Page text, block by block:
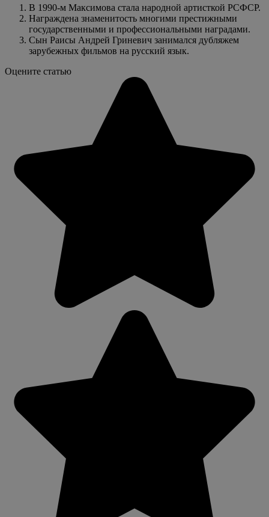
В 1990-м Максимова стала народной артисткой РСФСР.
Награждена знаменитость многими престижными
государственными и профессиональными наградами.
Сын Раисы Андрей Гриневич занимался дубляжем
зарубежных фильмов на русский язык.
Оцените статью